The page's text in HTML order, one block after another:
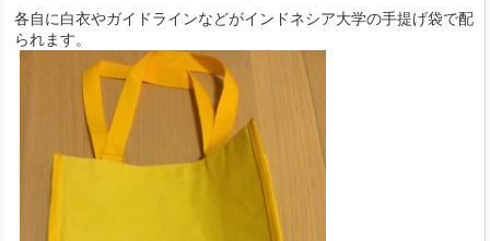
各自に白衣やガイドラインなどがインドネシア大学の手提げ袋で配
られます。